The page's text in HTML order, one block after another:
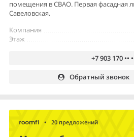
помещения в СВАО. Первая фасадная
Савеловская.
Компания
Этаж
+7 903 170 ••
Обратный звонок
• 20 предложений